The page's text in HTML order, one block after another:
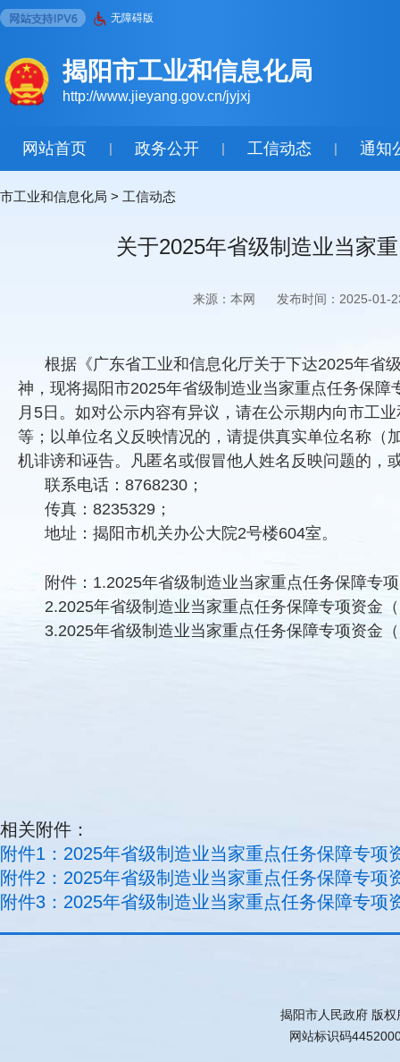
无障碍版
揭阳市工业和信息化局
http://www.jieyang.gov.cn/jyjxj
网站首页 | 政务公开 | 工信动态 | 通知
市工业和信息化局 > 工信动态
关于2025年省级制造业当家
来源：本网 发布时间：2025-01-
根据《广东省工业和信息化厅关于下达2025年省
神，现将揭阳市2025年省级制造业当家重点任务保
月5日。如对公示内容有异议，请在公示期内向市工
等；以单位名义反映情况的，请提供真实单位名称（
机诽谤和诬告。凡匿名或假冒他人姓名反映问题的，
联系电话：8768230；
传真：8235329；
地址：揭阳市机关办公大院2号楼604室。
附件：1.2025年省级制造业当家重点任务保障专
2.2025年省级制造业当家重点任务保障专项资金
3.2025年省级制造业当家重点任务保障专项资金
相关附件：
附件1：2025年省级制造业当家重点任务保障专
附件2：2025年省级制造业当家重点任务保障专
附件3：2025年省级制造业当家重点任务保障专
揭阳市人民政府 版
网站标识码